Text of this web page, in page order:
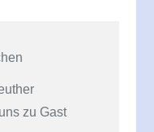
zu Gast